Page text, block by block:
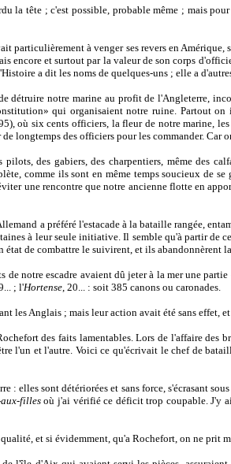
la tête ; c'est possible, probable même ; mais
à venger ses revers en Amérique,
encore et surtout par la valeur de son corps
a dit les noms de quelques-uns ; elle a
notre marine au profit de l'Angleterre,
qui organisaient notre ruine. Partout
où six cents officiers, la fleur de notre marine,
longtemps des officiers pour les commander.
des gabiers, des charpentiers, même des
comme ils sont en même temps soucieux de
une rencontre que notre ancienne flotte en
a préféré l'estacade à la bataille rangée,
à leur seule initiative. Il semble qu'à partir de
de combattre le suivirent, et ils abandonnèrent
notre escadre avaient dû jeter à la mer une
; l'Hortense, 20... : soit 385 canons ou caronades.
les Anglais ; mais leur action avait été sans effet,
des faits lamentables. Lors de l'affaire
l'un et l'autre. Voici ce qu'écrivait le chef de
elles sont détériorées et sans force, s'écrasant
aux-fillesoù j'ai vérifié ce déficit trop coupable. J'y
et si évidemment, qu'a Rochefort, on ne prit